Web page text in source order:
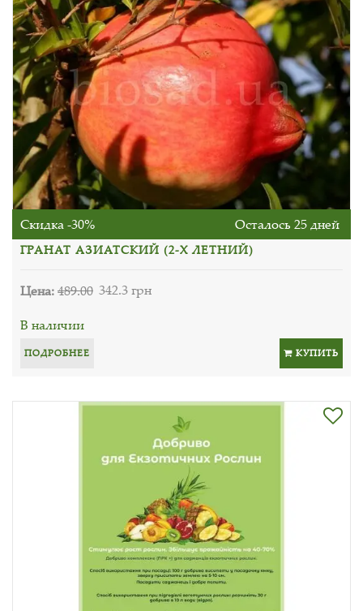
Скидка -30% Осталось 25 дней
ГРАНАТ АЗИАТСКИЙ (2-Х ЛЕТНИЙ)
Цена:489.00 342.3 грн
В наличии
ПОДРОБНЕЕ КУПИТЬ